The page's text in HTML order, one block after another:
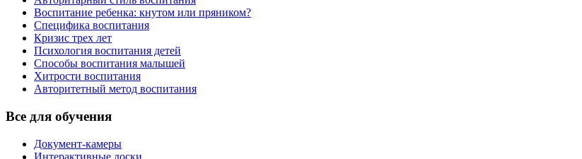
Воспитание ребенка: кнутом или пряником?
Специфика воспитания
Кризис трех лет
Психология воспитания детей
Способы воспитания малышей
Хитрости воспитания
Авторитетный метод воспитания
Все для обучения
Документ-камеры
Интерактивные доски